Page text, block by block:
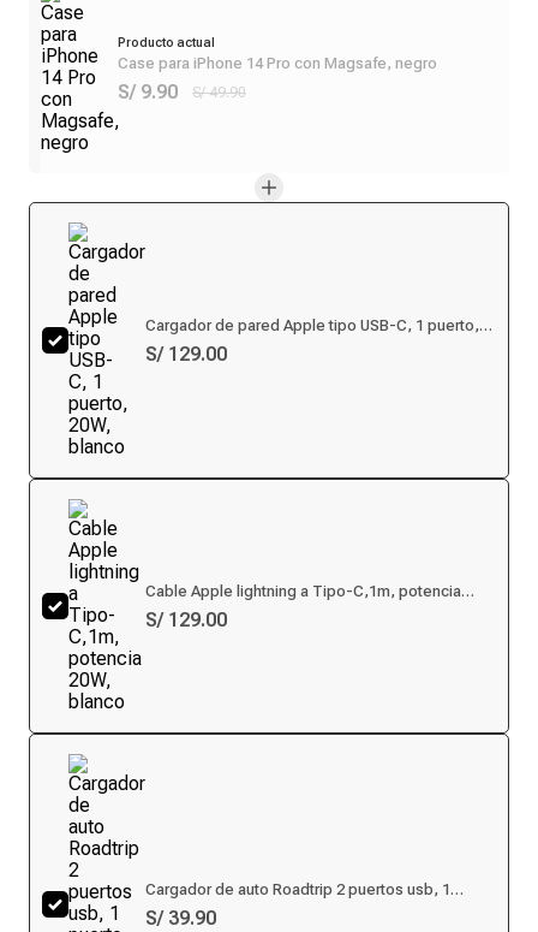
Producto actual
Case para iPhone 14 Pro con Magsafe, negro
S/ 9.90 S/ 49.90
Cargador de pared Apple tipo USB-C, 1 puerto,
20W, blanco
S/ 129.00
Cable Apple lightning a Tipo-C,1m, potencia
20W, blanco
S/ 129.00
Cargador de auto Roadtrip 2 puertos usb, 1
puerto tipo C, 30W, carga rápida, negro
S/ 39.90